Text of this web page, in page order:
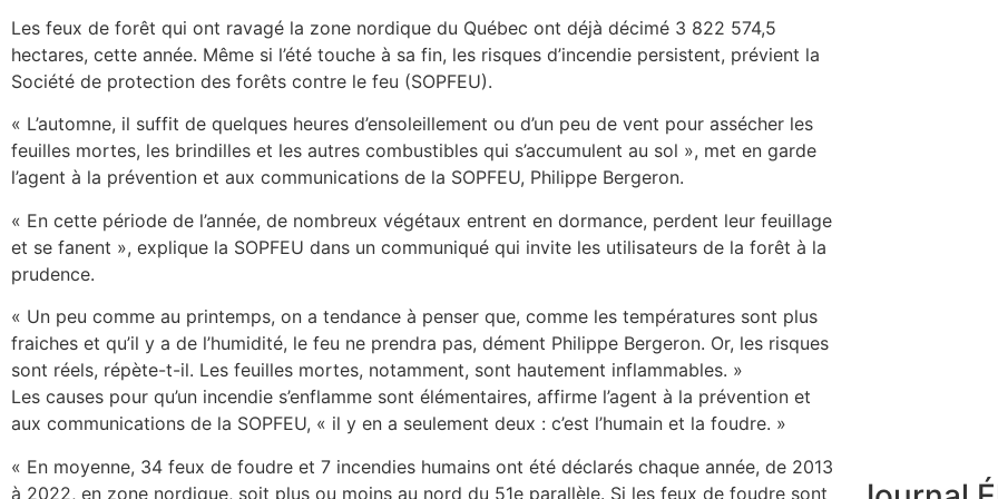
Les feux de forêt qui ont ravagé la zone nordique du Québec ont déjà décimé 3 822 574,5
hectares, cette année. Même si l’été touche à sa fin, les risques d’incendie persistent, prévient la
Société de protection des forêts contre le feu (SOPFEU).
« L’automne, il suffit de quelques heures d’ensoleillement ou d’un peu de vent pour assécher les
feuilles mortes, les brindilles et les autres combustibles qui s’accumulent au sol », met en garde
l’agent à la prévention et aux communications de la SOPFEU, Philippe Bergeron.
« En cette période de l’année, de nombreux végétaux entrent en dormance, perdent leur feuillage
et se fanent », explique la SOPFEU dans un communiqué qui invite les utilisateurs de la forêt à la
prudence.
« Un peu comme au printemps, on a tendance à penser que, comme les températures sont plus
fraiches et qu’il y a de l’humidité, le feu ne prendra pas, dément Philippe Bergeron. Or, les risques
sont réels, répète-t-il. Les feuilles mortes, notamment, sont hautement inflammables. »
Les causes pour qu’un incendie s’enflamme sont élémentaires, affirme l’agent à la prévention et
aux communications de la SOPFEU, « il y en a seulement deux : c’est l’humain et la foudre. »
« En moyenne, 34 feux de foudre et 7 incendies humains ont été déclarés chaque année, de 2013
à 2022, en zone nordique, soit plus ou moins au nord du 51e parallèle. Si les feux de foudre sont